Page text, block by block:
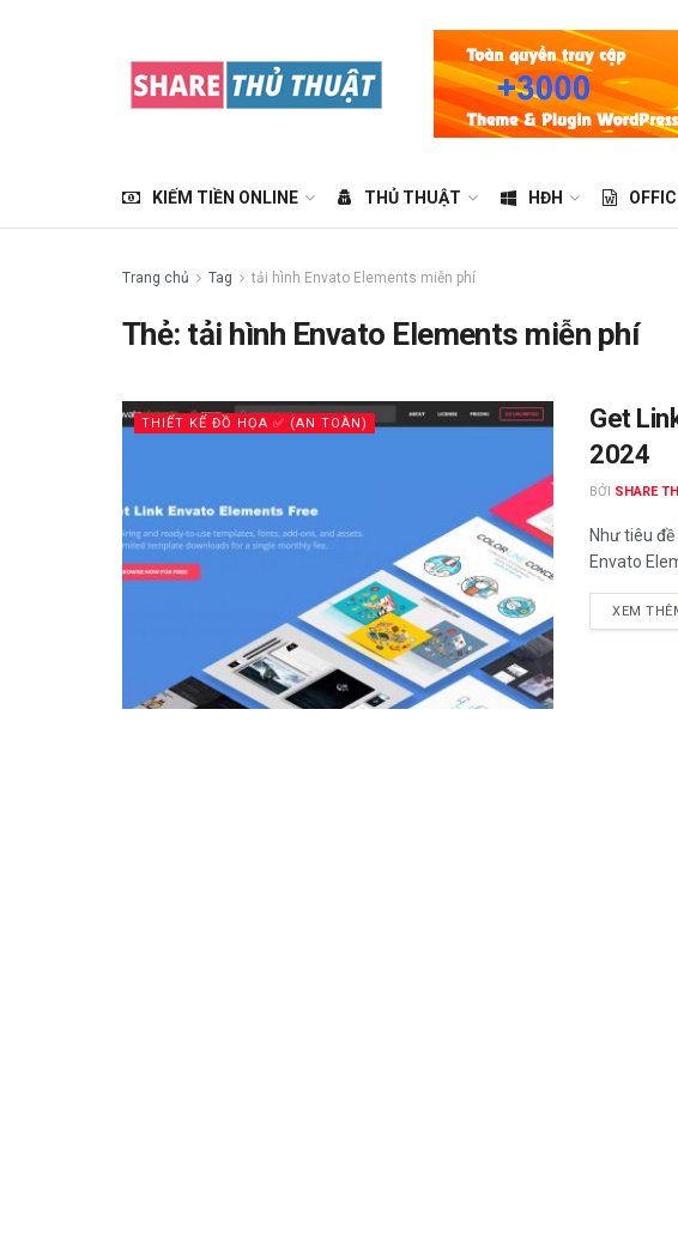
KIẾM TIỀN ONLINE THỦ THUẬT HĐH
Trang chủ Tag tải hình Envato Elements miễn phí
Thẻ: tải hình Envato Elements miễn phí
THIẾT KẾ ĐỒ HỌA ✅ (AN TOÀN)
Get
2024
BỞI SHARE
Như tiêu
Envato
XEM